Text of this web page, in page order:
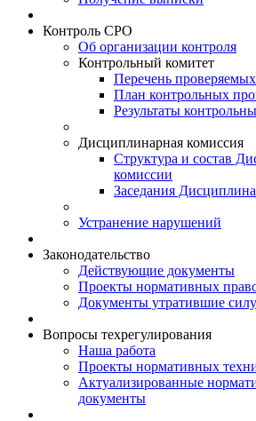
Контроль СРО
Об организации контроля
Контрольный комитет
Перечень
План контрольных
Результаты
Дисциплинарная комиссия
Структура и состав
комиссии
Заседания
Устранение нарушений
Законодательство
Действующие документы
Проекты нормативных
Документы утратившие силу
Вопросы техрегулирования
Наша работа
Проекты нормативных
Актуализированные
документы